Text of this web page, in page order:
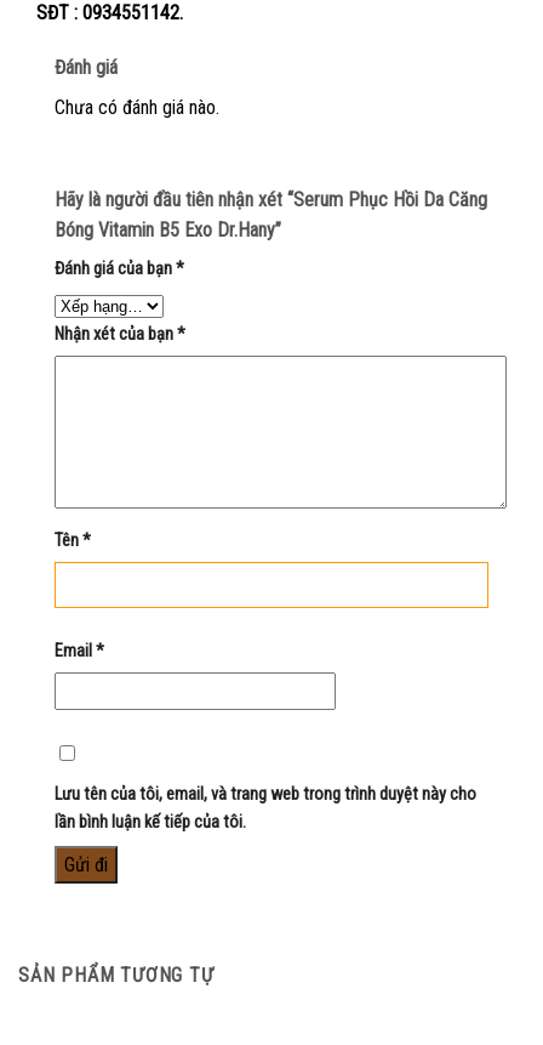
SĐT : 0934551142.
Đánh giá
Chưa có đánh giá nào.
Hãy là người đầu tiên nhận xét “Serum Phục Hồi Da Căng
Bóng Vitamin B5 Exo Dr.Hany”
Đánh giá của bạn*
Nhận xét của bạn*
Tên*
Email *
Lưu tên của tôi, email, và trang web trong trình duyệt này cho
lần bình luận kế tiếp của tôi.
SẢN PHẨM TƯƠNG TỰ